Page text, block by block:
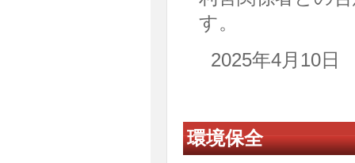
す。
2025年4月10
環境保全